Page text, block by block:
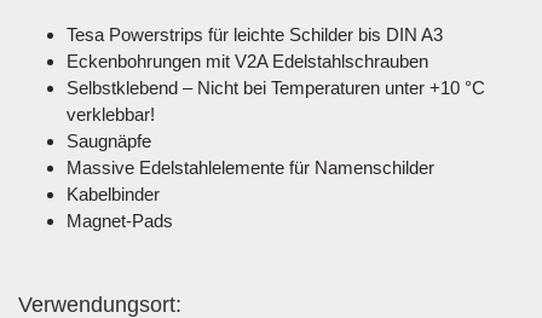
Tesa Powerstrips für leichte Schilder bis DIN A3
Eckenbohrungen mit V2A Edelstahlschrauben
Selbstklebend – Nicht bei Temperaturen unter +10 °C
verklebbar!
Saugnäpfe
Massive Edelstahlelemente für Namenschilder
Kabelbinder
Magnet-Pads
Verwendungsort: